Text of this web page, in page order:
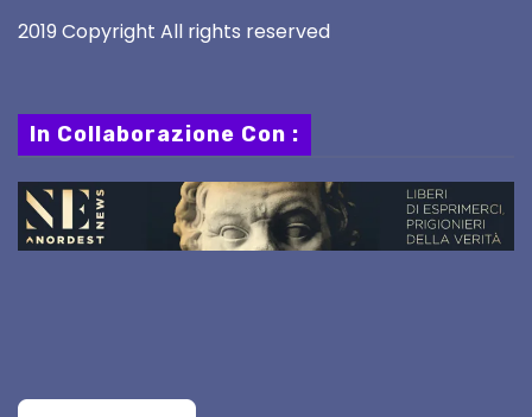
2019 Copyright All rights reserved
In Collaborazione Con :